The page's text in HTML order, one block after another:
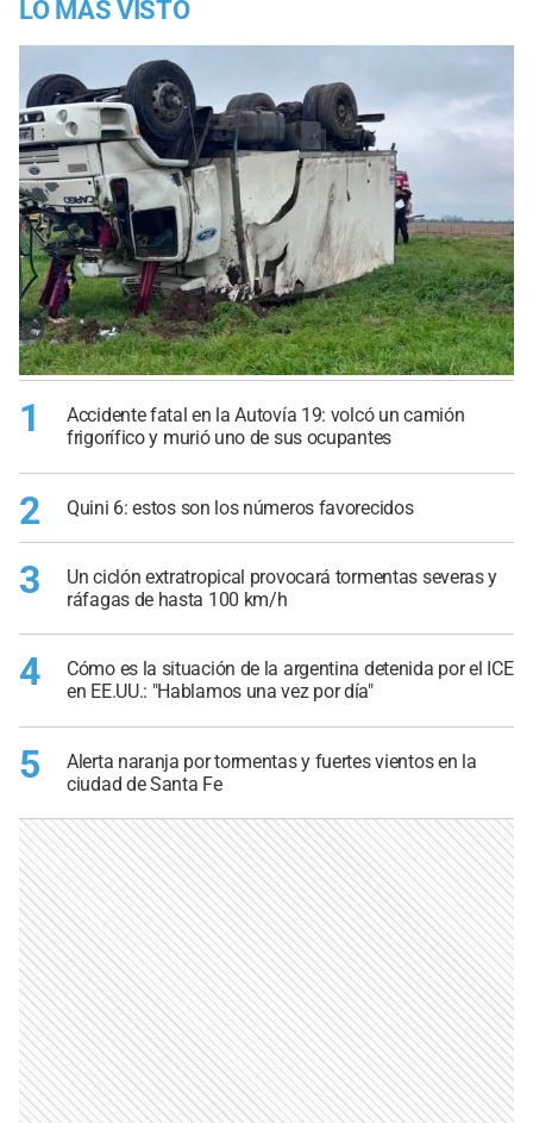
LO MÁS VISTO
1
Accidente fatal en la Autovía 19: volcó un camión
frigorífico y murió uno de sus ocupantes
2 Quini 6: estos son los números favorecidos
3
Un ciclón extratropical provocará tormentas severas y
ráfagas de hasta 100 km/h
4
Cómo es la situación de la argentina detenida por el ICE
en EE.UU.: "Hablamos una vez por día"
5
Alerta naranja por tormentas y fuertes vientos en la
ciudad de Santa Fe